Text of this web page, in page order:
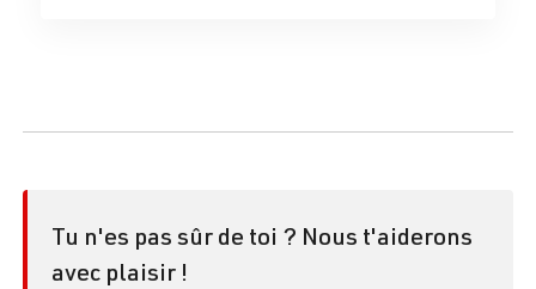
Tu n'es pas sûr de toi ? Nous t'aiderons
avec plaisir !